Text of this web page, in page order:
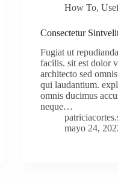
How To,
Consectetur
Fugiat ut
facilis. sit est dolor
architecto sed
qui laudantium.
omnis ducimus
neque…
mayo 24,